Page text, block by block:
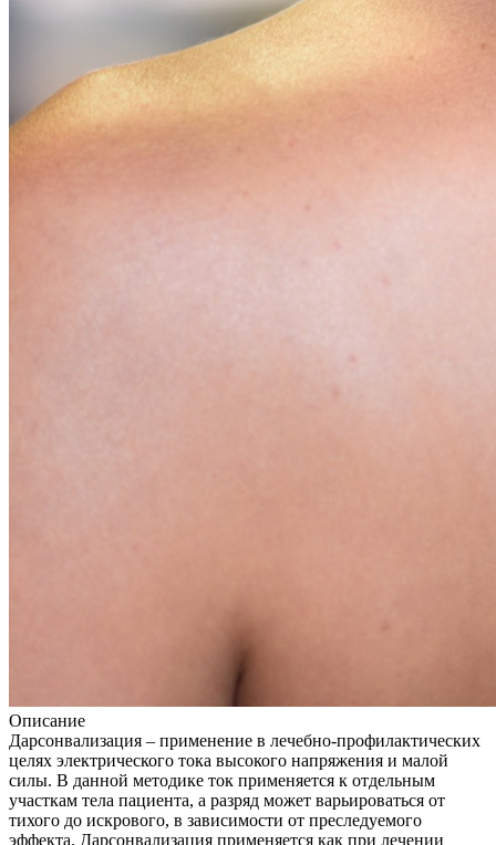
Описание
Дарсонвализация – применение в лечебно-профилактических
целях электрического тока высокого напряжения и малой
силы. В данной методике ток применяется к отдельным
участкам тела пациента, а разряд может варьироваться от
тихого до искрового, в зависимости от преследуемого
эффекта. Дарсонвализация применяется как при лечении